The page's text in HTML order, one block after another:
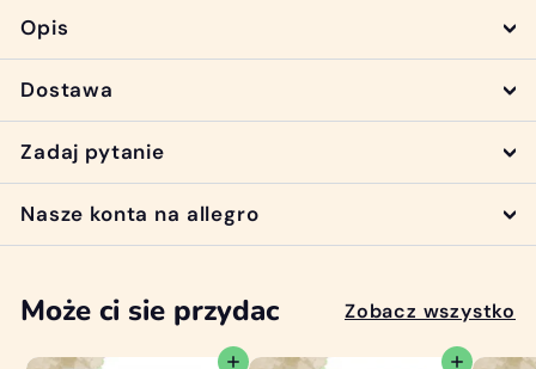
Opis
Dostawa
Zadaj pytanie
Nasze konta na allegro
Może ci sie przydac Zobacz wszystko